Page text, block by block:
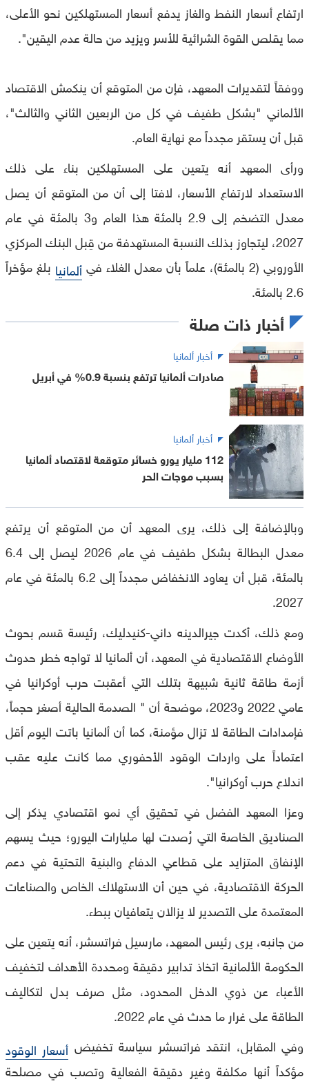
ارتفاع أسعار النفط والغاز يدفع أسعار المستهلكين نحو الأعلى،
مما يقلص القوة الشرائية للأسر ويزيد من حالة عدم اليقين".
ووفقاً لتقديرات المعهد، فإن من المتوقع أن ينكمش الاقتصاد
الألماني "بشكل طفيف في كل من الربعين الثاني والثالث"،
قبل أن يستقر مجدداً مع نهاية العام.
ورأى المعهد أنه يتعين على المستهلكين بناء على ذلك
الاستعداد لارتفاع الأسعار، لافتا إلى أن من المتوقع أن يصل
معدل التضخم إلى 2.9 بالمئة هذا العام و3 بالمئة في عام
2027، ليتجاوز بذلك النسبة المستهدفة من قِبل البنك المركزي
الأوروبي (2 بالمئة)، علماً بأن معدل الغلاء في
ألمانيا بلغ مؤخراً
2.6 بالمئة.
أخبار ذات صلة
أخبار ألمانيا
صادرات ألمانيا ترتفع بنسبة 0.9% في أبريل
أخبار ألمانيا
112 مليار يورو خسائر متوقعة لاقتصاد ألمانيا
بسبب موجات الحر
وبالإضافة إلى ذلك، يرى المعهد أن من المتوقع أن يرتفع
معدل البطالة بشكل طفيف في عام 2026 ليصل إلى 6.4
بالمئة، قبل أن يعاود الانخفاض مجدداً إلى 6.2 بالمئة في عام
2027.
ومع ذلك، أكدت جيرالدينه داني-كنيدليك، رئيسة قسم بحوث
الأوضاع الاقتصادية في المعهد، أن ألمانيا لا تواجه خطر حدوث
أزمة طاقة ثانية شبيهة بتلك التي أعقبت حرب أوكرانيا في
عامي 2022 و2023، موضحة أن " الصدمة الحالية أصغر حجماً،
فإمدادات الطاقة لا تزال مؤمنة، كما أن ألمانيا باتت اليوم أقل
اعتماداً على واردات الوقود الأحفوري مما كانت عليه عقب
اندلاع حرب أوكرانيا".
وعزا المعهد الفضل في تحقيق أي نمو اقتصادي يذكر إلى
الصناديق الخاصة التي رُصدت لها مليارات اليورو؛ حيث يسهم
الإنفاق المتزايد على قطاعي الدفاع والبنية التحتية في دعم
الحركة الاقتصادية، في حين أن الاستهلاك الخاص والصناعات
المعتمدة على التصدير لا يزالان يتعافيان ببطء.
من جانبه، يرى رئيس المعهد، مارسيل فراتسشر، أنه يتعين على
الحكومة الألمانية اتخاذ تدابير دقيقة ومحددة الأهداف لتخفيف
الأعباء عن ذوي الدخل المحدود، مثل صرف بدل لتكاليف
الطاقة على غرار ما حدث في عام 2022.
وفي المقابل، انتقد فراتسشر سياسة تخفيض أسعار الوقود
مؤكداً أنها مكلفة وغير دقيقة الفعالية وتصب في مصلحة